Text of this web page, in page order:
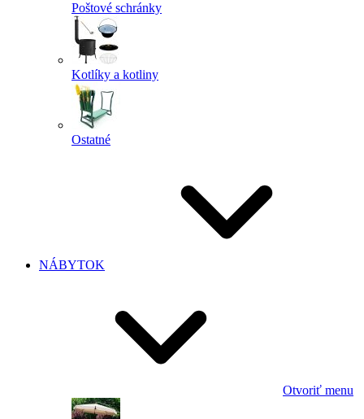
Poštové schránky
Kotlíky a kotliny
Ostatné
NÁBYTOK
Otvoriť menu